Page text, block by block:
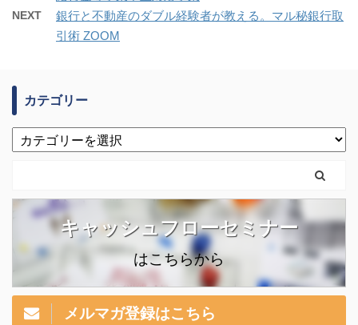
NEXT
銀行と不動産のダブル経験者が教える。マル秘銀行取
引術 ZOOM
カテゴリー
キャッシュフローセミナー
はこちらから
メルマガ登録はこちら